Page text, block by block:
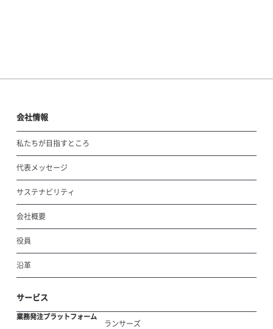
会社情報
私たちが目指すところ
代表メッセージ
サステナビリティ
会社概要
役員
沿革
サービス
業務発注プラットフォーム
ランサーズ